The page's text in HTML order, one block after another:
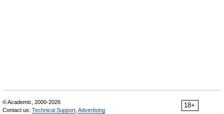
18+
© Academic, 2000-2026
Contact us: Technical Support Advertising